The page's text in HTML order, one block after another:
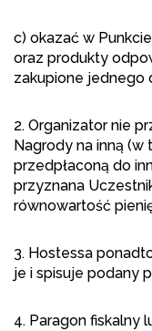
c) okazać w
oraz produkty
zakupione jednego
2. Organizator nie
Nagrody na inną (w
przedpłaconą do
przyznana
równowartość
3. Hostessa
je i spisuje podany
4. Paragon fiskalny